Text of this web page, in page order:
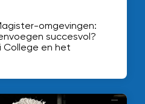
omgevingen:
succesvol?
College en het